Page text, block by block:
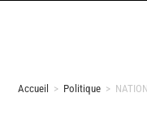
Accueil > Politique >